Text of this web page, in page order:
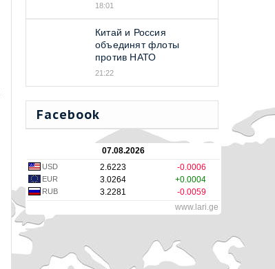
18:01
Китай и Россия
объединят флоты
против НАТО
21:22
Facebook
07.08.2026
USD 2.6223 -0.0006
EUR 3.0264 +0.0004
RUB 3.2281
-0.0059
www.lari.ge